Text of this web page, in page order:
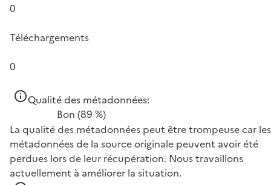
0
Téléchargements
0
Qualité des métadonnées:
Bon (89 %)
La qualité des métadonnées peut être trompeuse car les
métadonnées de la source originale peuvent avoir été
perdues lors de leur récupération. Nous travaillons
actuellement à améliorer la situation.